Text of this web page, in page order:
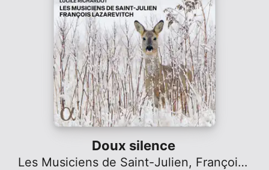
Nouveautés
Installer Apple Music
Doux silence
Les Musiciens de Saint-Julien, François Lazarevitch